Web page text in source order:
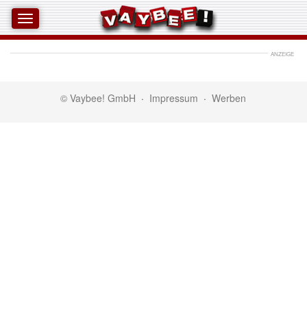
ANZEIGE
© Vaybee! GmbH · Impressum · Werben